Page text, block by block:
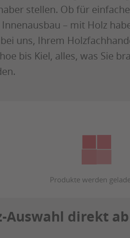
stellen. Ob für
– mit Holz
uns, Ihrem
bis Kiel, alles, was Sie
Auswahl direkt